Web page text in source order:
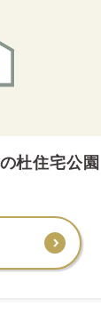
杜住宅公園